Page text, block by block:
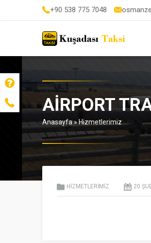
+90 538 775 7048
AIRPORT
Anasayfa»Hizmetlerimiz
HIZMETLERIMIZ 20